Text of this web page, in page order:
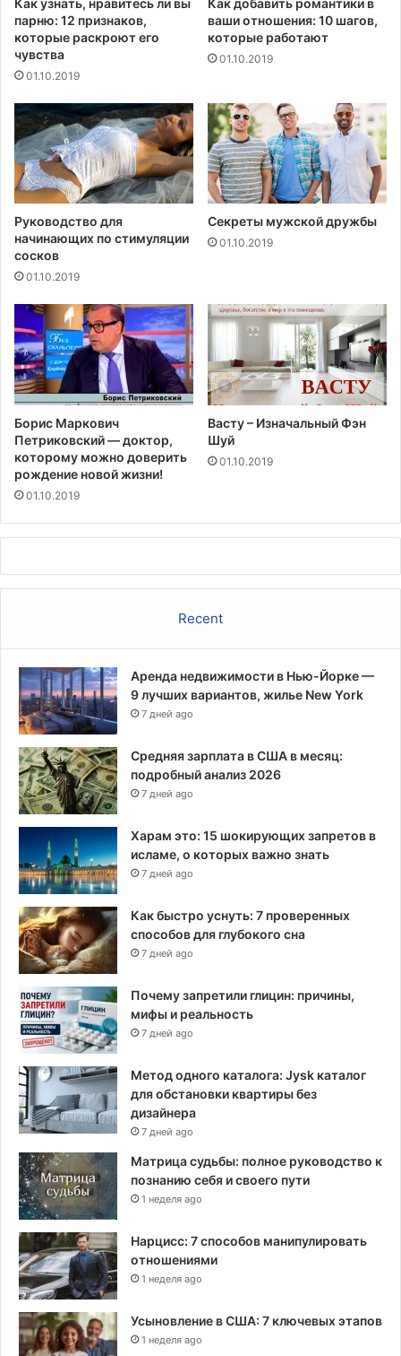
о
парню: 12 признаков,
которые раскроют его
чувства
01.10.2019
ваши отношения: 10 шагов,
которые работают
01.10.2019
Руководство для
начинающих по стимуляции
сосков
01.10.2019
Секреты мужской дружбы
01.10.2019
Борис Маркович
Петриковский — доктор,
которому можно доверить
рождение новой жизни!
01.10.2019
Васту – Изначальный Фэн
Шуй
01.10.2019
Recent
Аренда недвижимости в Нью-Йорке —
9 лучших вариантов, жилье New York
7 дней ago
Средняя зарплата в США в месяц:
подробный анализ 2026
7 дней ago
Харам это: 15 шокирующих запретов в
исламе, о которых важно знать
7 дней ago
Как быстро уснуть: 7 проверенных
способов для глубокого сна
7 дней ago
Почему запретили глицин: причины,
мифы и реальность
7 дней ago
Метод одного каталога: Jysk каталог
для обстановки квартиры без
дизайнера
7 дней ago
Матрица судьбы: полное руководство к
познанию себя и своего пути
1 неделя ago
Нарцисс: 7 способов манипулировать
отношениями
1 неделя ago
Усыновление в США: 7 ключевых этапов
1 неделя ago